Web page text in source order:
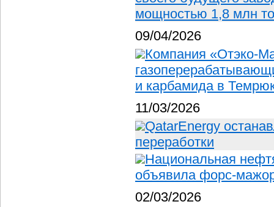
мощностью 1,8 млн
09/04/2026
Компания «Отэко-
и карбамида в
11/03/2026
QatarEnergy
переработки
Национальная
объявила форс-
02/03/2026